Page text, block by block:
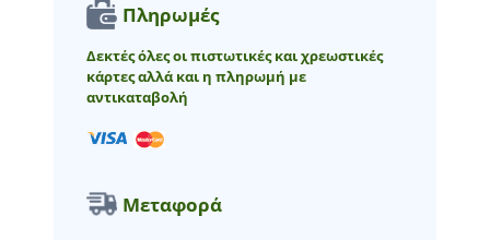
Πληρωμές
Δεκτές όλες οι πιστωτικές και χρεωστικές
κάρτες αλλά και η πληρωμή με
αντικαταβολή
Μεταφορά